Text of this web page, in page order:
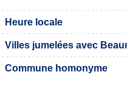
Heure locale
Villes jumelées avec
Commune homonyme